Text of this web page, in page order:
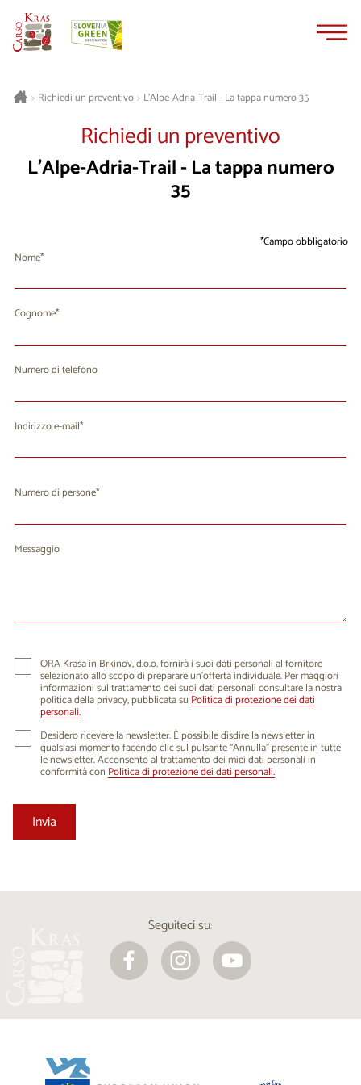
> Richiedi un preventivo> L’Alpe-Adria-Trail - La tappa numero 35
Richiedi un preventivo
L’Alpe-Adria-Trail - La tappa numero
35
Campo obbligatorio
Nome
Cognome
Numero di telefono
Indirizzo e-mail
Numero di persone
Messaggio
ORA Krasa in Brkinov, d.o.o. fornirà i suoi dati personali al fornitore
selezionato allo scopo di preparare un'offerta individuale. Per maggiori
informazioni sul trattamento dei suoi dati personali consultare la nostra
politica della privacy, pubblicata su Politica di protezione dei dati
personali.
Desidero ricevere la newsletter. È possibile disdire la newsletter in
qualsiasi momento facendo clic sul pulsante “Annulla” presente in tutte
le newsletter. Acconsento al trattamento dei miei dati personali in
conformità con Politica di protezione dei dati personali.
Seguiteci su: